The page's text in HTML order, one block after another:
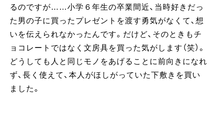
るのですが……小学６年生の卒業間近、当時好きだっ
た男の子に買ったプレゼントを渡す勇気がなくて、想
いを伝えられなかったんです。だけど、そのときもチ
ョコレートではなく文房具を買った気がします（笑）。
どうしても人と同じモノをあげることに前向きになれ
ず、長く使えて、本人がほしがっていた下敷きを買い
ました。